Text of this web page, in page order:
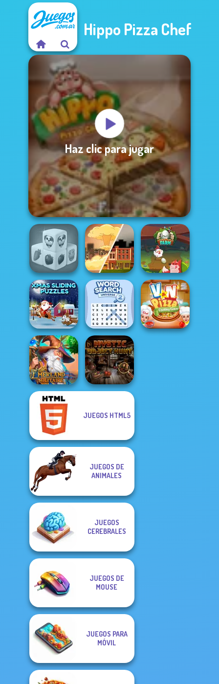
Hippo Pizza Chef
Haz clic para jugar
Farm Mahjong
3D
End of War Egg Farm
Xmas Sliding
Puzzles
Word Search
Universe 2
Emerland
Solitaire
Mystic Object
JUEGOS HTML5
JUEGOS DE
ANIMALES
JUEGOS
CEREBRALES
JUEGOS DE
MOUSE
JUEGOS PARA
MÓVIL